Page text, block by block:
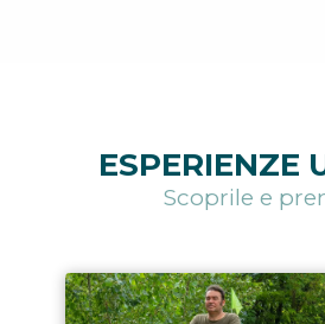
ESPERIENZE
Scoprile e